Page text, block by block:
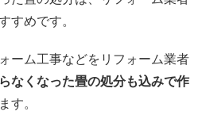
すめです。
ーム工事などをリフォーム業者
なくなった畳の処分も込みで作
す。